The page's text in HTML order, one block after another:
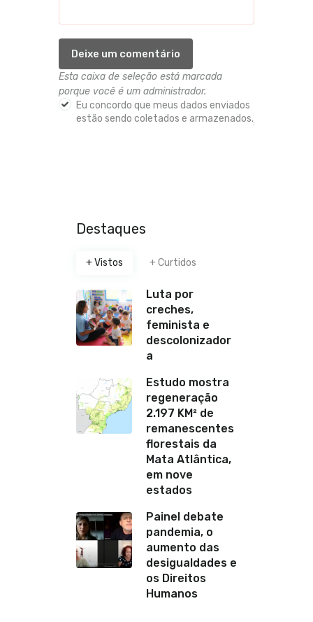
Esta caixa de seleção está marcada
porque você é um administrador.
Eu concordo que meus dados enviados
estão sendo coletados e armazenados.
Destaques
+ Vistos + Curtidos
Luta por
creches,
feminista e
descolonizador
a
Estudo mostra
regeneração
2.197 KM² de
remanescentes
florestais da
Mata Atlântica,
em nove
estados
Painel debate
pandemia, o
aumento das
desigualdades e
os Direitos
Humanos